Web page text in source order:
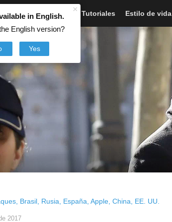
×
in English.
English version?
Yes
Artículos Noticias Tutoriales Estilo de vida
Brasil Rusia España Apple China EE. UU.
2017